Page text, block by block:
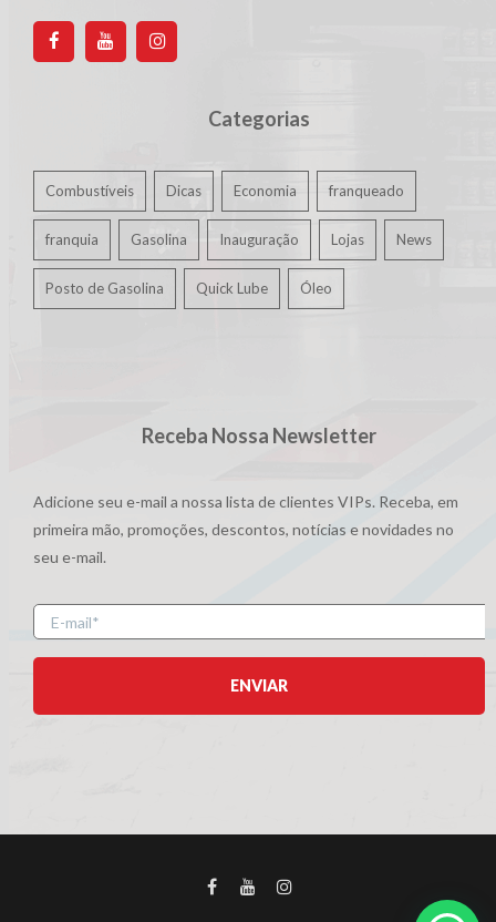
Categorias
Combustíveis Dicas Economia franqueado
franquia Gasolina Inauguração Lojas News
Posto de Gasolina Quick Lube Óleo
Receba Nossa Newsletter
Adicione seu e-mail a nossa lista de clientes VIPs. Receba, em
primeira mão, promoções, descontos, notícias e novidades no
seu e-mail.
E-
mail